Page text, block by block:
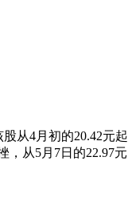
从4月初的20.42元起
，从5月7日的22.97元